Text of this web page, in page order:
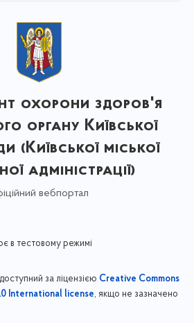
охорони здоров'я
органу Київської
(Київської міської
адміністрації)
вебпортал
в тестовому режимі
за ліцензією Creative Commons
International license, якщо не зазначено